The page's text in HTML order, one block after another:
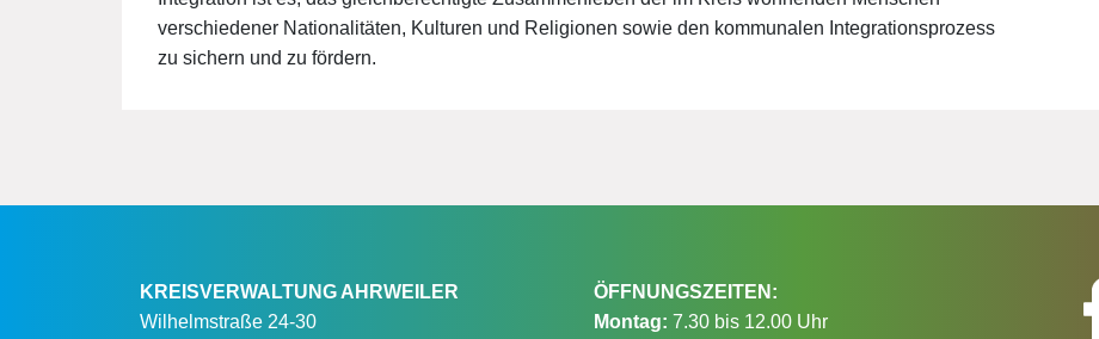
verschiedener Nationalitäten, Kulturen und Religionen sowie den kommunalen Integrationsprozess
zu sichern und zu fördern.
KREISVERWALTUNG AHRWEILER
Wilhelmstraße 24-30
ÖFFNUNGSZEITEN:
Montag: 7.30 bis 12.00 Uhr